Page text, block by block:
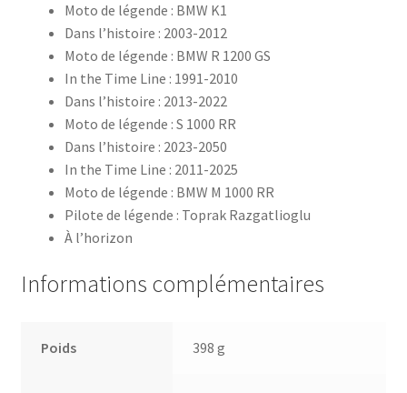
Moto de légende : BMW K1
Dans l’histoire : 2003-2012
Moto de légende : BMW R 1200 GS
In the Time Line : 1991-2010
Dans l’histoire : 2013-2022
Moto de légende : S 1000 RR
Dans l’histoire : 2023-2050
In the Time Line : 2011-2025
Moto de légende : BMW M 1000 RR
Pilote de légende : Toprak Razgatlioglu
À l’horizon
Informations complémentaires
Poids 398 g